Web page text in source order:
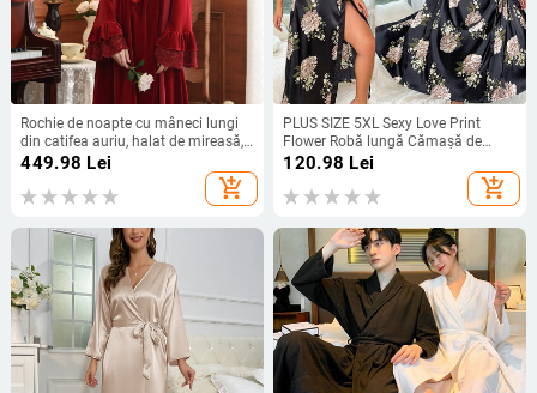
Rochie de noapte cu mâneci lungi
din catifea auriu, halat de mireasă,
pijama în stil franțuzesc, cald
449.98 Lei
add_shopping_cart
PLUS SIZE 5XL Sexy Love Print
Flower Robă lungă Cămașă de
noapte Kimono Halat de baie
Rochie de dormit elegantă Rochie
de casă din satin pentru femei
120.98 Lei
add_shopping_cart